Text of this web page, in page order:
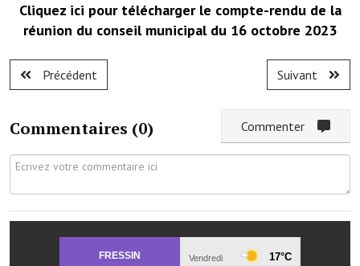
Terrains et maisons à vendre
VOTRE MAIRIE
L'équipe municipale
Le personnel municipal
Note de synthèse financière
Cliquez ici pour télécharger le compte-rendu de la
réunion du conseil municipal du 16 octobre 2023
Précédent Suivant
Commentaires (0)